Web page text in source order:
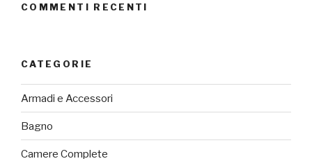
COMMENTI RECENTI
CATEGORIE
Armadi e Accessori
Bagno
Camere Complete